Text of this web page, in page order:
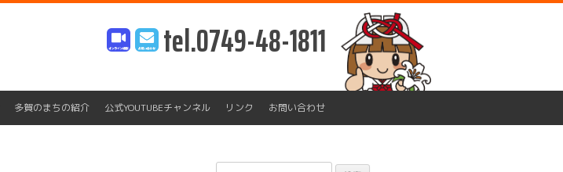
tel.0749-48-1811
Skip
to
多賀のまちの紹介 公式YOUTUBEチャンネル リンク お問い合わせ